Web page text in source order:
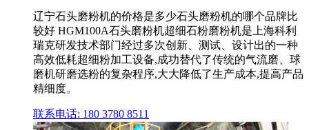
辽宁石头磨粉机的价格是多少石头磨粉机的哪个品牌比
较好 HGM100A石头磨粉机超细石粉磨粉机是上海科利
瑞克研发技术部门经过多次创新、测试、设计出的一种
高效低耗超细粉加工设备,成功替代了传统的气流磨、球
磨机研磨选粉的复杂程序,大大降低了生产成本,提高产品
精细度。
联系电话: 180 3780 8511